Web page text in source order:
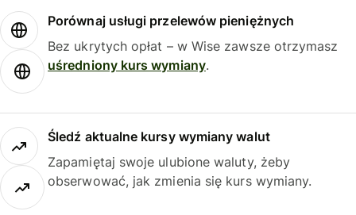
Porównaj usługi przelewów pieniężnych
Bez ukrytych opłat – w Wise zawsze otrzymasz
uśredniony kurs wymiany.
Śledź aktualne kursy wymiany walut
Zapamiętaj swoje ulubione waluty, żeby
obserwować, jak zmienia się kurs wymiany.